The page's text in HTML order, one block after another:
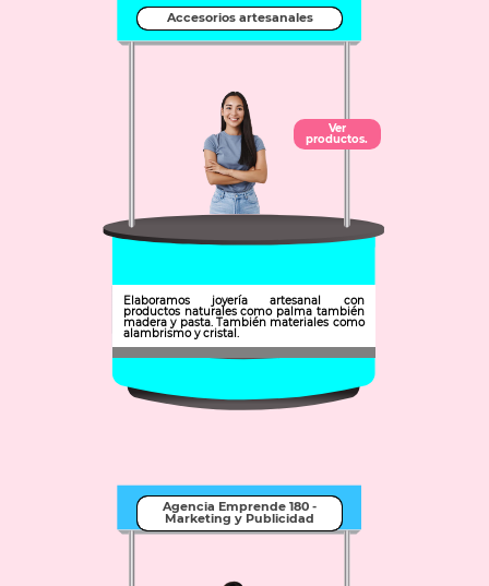
Accesorios artesanales
Ver
productos.
Elaboramos joyería artesanal con
productos naturales como palma también
madera y pasta. También materiales como
alambrismo y cristal.
Municipio: Ixmiquilpan
Agencia Emprende 180 -
Marketing y Publicidad